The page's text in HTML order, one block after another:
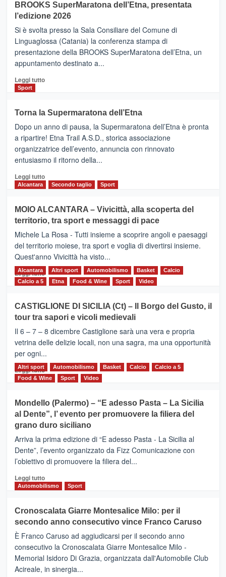
con
la
Al
via
i
collegamenti
BROOKS SuperMaratona dell’Etna, presentata
l’edizione 2026
Si è svolta presso la Sala Consiliare del Comune di
Linguaglossa (Catania) la conferenza stampa di
presentazione della BROOKS SuperMaratona dell’Etna, un
appuntamento destinato a...
Leggi tuttoLeggi
BROOKS
SuperMaratona
dell’Etna,
presentata
l’edizione
2026
Sport
Torna la Supermaratona dell’Etna
Dopo un anno di pausa, la Supermaratona dell’Etna è pronta
a ripartire! Etna Trail A.S.D., storica associazione
organizzatrice dell’evento, annuncia con rinnovato
entusiasmo il ritorno della...
Leggi tuttoLeggi
Torna
la
Supermaratona
dell’Etna
Alcantara Secondo taglio Sport
MOIO ALCANTARA – Vivicittà, alla scoperta del
territorio, tra sport e messaggi di pace
Michele La Rosa - Tutti insieme a scoprire angoli e paesaggi
del territorio moiese, tra sport e voglia di divertirsi insieme.
Quest'anno Vivicittà ha visto...
Leggi tutto Leggi
MOIO
ALCANTARA
–
Vivicittà,
alla
scoperta
del
territorio,
e
messaggi
di
Alcantara Altri sport Automobilismo Basket
Calcio
Calcio a 5
Etna Food & Wine Sport Video
CASTIGLIONE DI SICILIA (Ct) – Il Borgo del Gusto, il
tour tra sapori e vicoli medievali
Il 6 – 7 – 8 dicembre Castiglione sarà una vera e propria
vetrina delle delizie locali, non una sagra, ma una opportunità
per ogni...
Leggi tuttoLeggi
di
CASTIGLIONE
DI
SICILIA
(Ct)
–
Il
Borgo
Gusto,
il
tra
sapori
vicoli
medievali
Altri sport Automobilismo Basket Calcio
Calcio a 5
Food & Wine
Sport Video
Mondello (Palermo) – “E adesso Pasta – La Sicilia
al Dente”, l’ evento per promuovere la filiera del
grano duro siciliano
Arriva la prima edizione di “E adesso Pasta - La Sicilia al
Dente”, l’evento organizzato da Fizz Comunicazione con
l’obiettivo di promuovere la filiera del...
Leggi tuttoLeggi
di
Mondello
(Palermo)
–
“E
adesso
Pasta
–
Automobilismo Sport
Cronoscalata Giarre Montesalice Milo: per il
secondo anno consecutivo vince Franco Caruso
È Franco Caruso ad aggiudicarsi per il secondo anno
consecutivo la Cronoscalata Giarre Montesalice Milo -
Memorial Isidoro Di Grazia, organizzata dall'Automobile Club
Acireale, in sinergia...